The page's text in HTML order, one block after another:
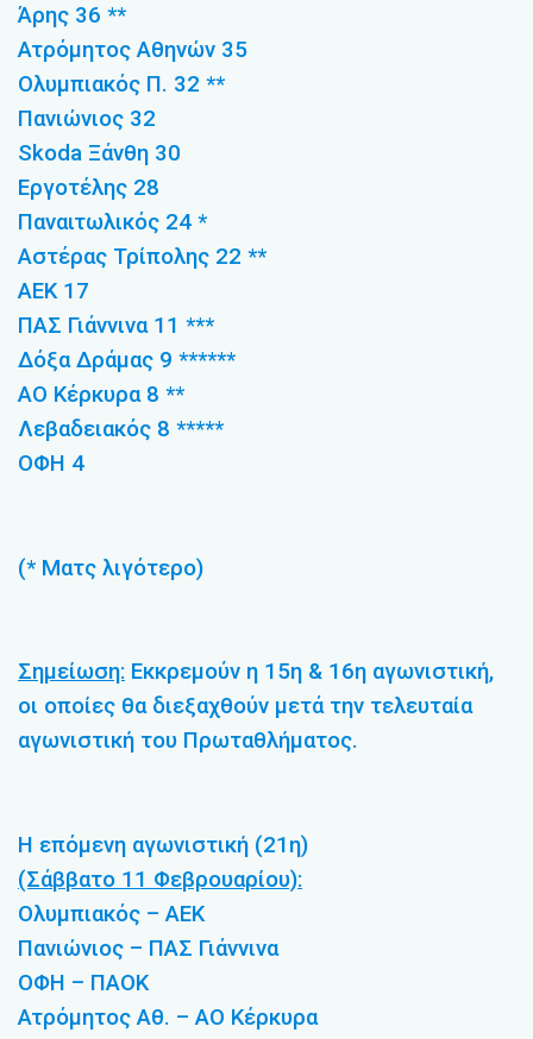
Άρης 36 **
Ατρόμητος Αθηνών 35
Ολυμπιακός Π. 32 **
Πανιώνιος 32
Skoda Ξάνθη 30
Εργοτέλης 28
Παναιτωλικός 24 *
Αστέρας Τρίπολης 22 **
ΑΕΚ 17
ΠΑΣ Γιάννινα 11 ***
Δόξα Δράμας 9 ******
ΑΟ Κέρκυρα 8 **
Λεβαδειακός 8 *****
ΟΦΗ 4
(* Ματς λιγότερο)
Σημείωση: Εκκρεμούν η 15η & 16η αγωνιστική,
οι οποίες θα διεξαχθούν μετά την τελευταία
αγωνιστική του Πρωταθλήματος.
Η επόμενη αγωνιστική (21η)
(Σάββατο 11 Φεβρουαρίου):
Ολυμπιακός – ΑΕΚ
Πανιώνιος – ΠΑΣ Γιάννινα
ΟΦΗ – ΠΑΟΚ
Ατρόμητος Αθ. – ΑΟ Κέρκυρα